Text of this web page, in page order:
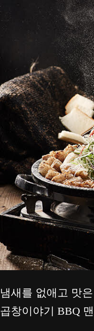
냄새를 없애고 맛
곱창이야기 BBQ